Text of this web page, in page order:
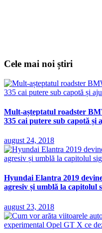
Cele mai noi știri
Mult-așteptatul roadster
335 cai putere sub capotă și
august 24, 2018
Hyundai Elantra 2019
agresiv și umblă la capitolul
august 23, 2018